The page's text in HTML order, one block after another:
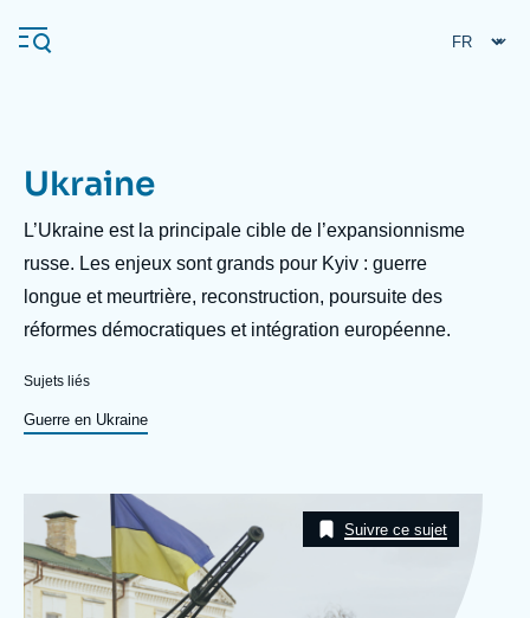
au
contenu
Navigation
principale
Analyses
Événements
Se connecter
Nous soutenir
À propos de l'Ifri
L'Ifri en bref
Ukraine
Description
L’Ukraine est la principale cible de l’expansionnisme
russe. Les enjeux sont grands pour Kyiv : guerre
longue et meurtrière, reconstruction, poursuite des
réformes démocratiques et intégration européenne.
Sujets liés
Guerre en Ukraine
Taxonomie
Suivre ce sujet